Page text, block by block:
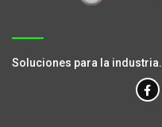
Soluciones para la industria.